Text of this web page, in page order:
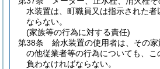
水装置は、町職員又は指示された
ならない。
(家族等の行為に対する責任)
第38条
給水装置の使用者は、その
の他従業者等の行為についても、
負わなければならない。